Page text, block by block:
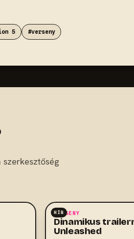
5 #verseny
HÍR
VERSENY
Dinamikus
Unleashed